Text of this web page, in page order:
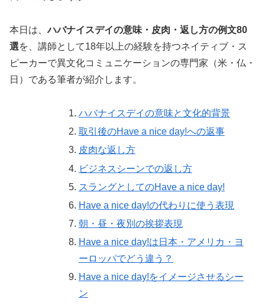
本日は、ハバナイスデイの意味・皮肉・返し方の例文80
選を、講師として18年以上の経験を持つネイティブ・ス
ピーカーで異文化コミュニケーションの専門家（米・仏・
日）である筆者が紹介します。
ハバナイスデイの意味と文化的背景
取引後のHave a nice day!への返事
皮肉な返し方
ビジネスシーンでの返し方
スラングとしてのHave a nice day!
Have a nice day!の代わりに使う表現
朝・昼・夜別の挨拶表現
Have a nice day!は日本・アメリカ・ヨ
ーロッパでどう違う？
Have a nice day!をイメージさせるシー
ン